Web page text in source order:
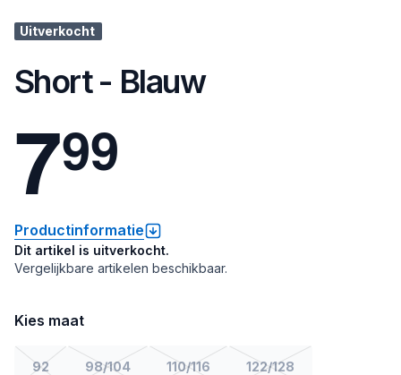
Uitverkocht
Short - Blauw
799
Productinformatie
Dit artikel is uitverkocht.
Vergelijkbare artikelen beschikbaar.
Kies maat
92 98/104 110/116 122/128